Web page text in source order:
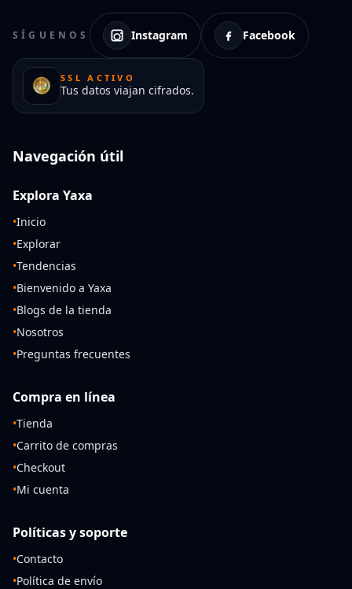
SÍGUENOS Instagram Facebook
SSL ACTIVO
Tus datos viajan cifrados.
Navegación útil
Explora Yaxa
•Inicio
•Explorar
•Tendencias
•Bienvenido a Yaxa
•Blogs de la tienda
•Nosotros
•Preguntas frecuentes
Compra en línea
•Tienda
•Carrito de compras
•Checkout
•Mi cuenta
Políticas y soporte
•Contacto
•Política de envío